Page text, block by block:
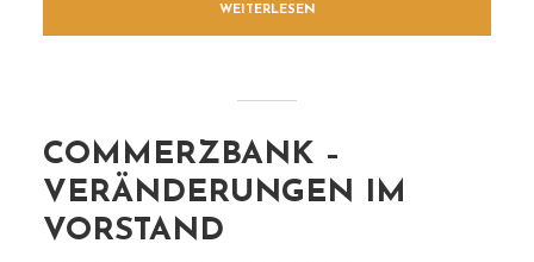
WEITERLESEN
COMMERZBANK –
VERÄNDERUNGEN IM
VORSTAND